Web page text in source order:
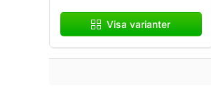
Visa varianter